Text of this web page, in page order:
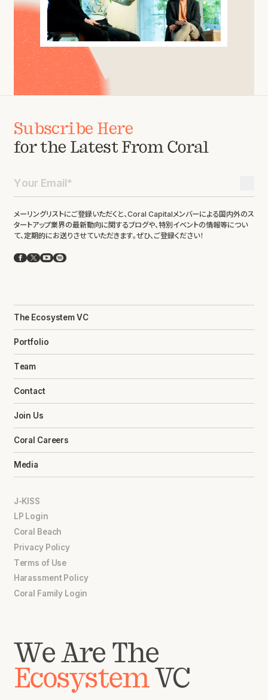
Subscribe Here
for the Latest From Coral
メーリングリストにご登録いただくと、Coral Capitalメンバーによる国内外のス
タートアップ業界の最新動向に関するブログや、特別イベントの情報等につい
て、定期的にお送りさせていただきます。ぜひ、ご登録ください！
Facebook
X YouTube
Spotify
The Ecosystem VC
Portfolio
Team
Contact
Join Us
Coral Careers
Media
J-KISS
LP Login
Coral Beach
Privacy Policy
Terms of Use
Harassment Policy
Coral Family Login
We Are The
EcosystemVC